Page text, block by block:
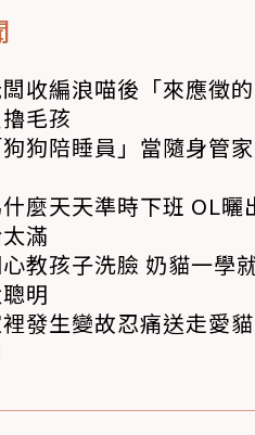
收編浪喵後「來應徵
毛孩
狗陪睡員」當隨身管
麼天天準時下班 OL
滿
教孩子洗臉 奶貓一學
明
發生變故忍痛送走愛